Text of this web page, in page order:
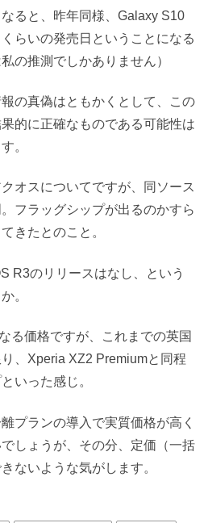
ると、昨年同様、Galaxy S10
らいの発売日ということになる
の推測でしかありません）
の真偽はともかくとして、この
的に正確なものである可能性は
。
オスについてですが、同ソース
フラッグシップが出るのかすら
きたとのこと。
R3のリリースはなし、という
。
る価格ですが、これまでの英国
、Xperia XZ2 Premiumと同程
いった感じ。
プランの導入で実質価格が高く
しょうが、その分、定価（一括
ないような気がします。